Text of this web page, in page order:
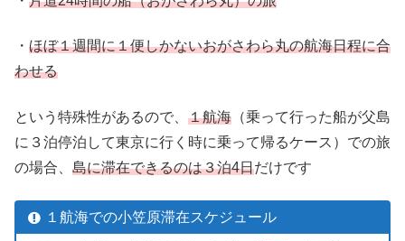
・ ほぼ１週間に１便しかないおがさわら丸の航海日程に合
わせる
という特殊性があるので、 １航海 （乗って行った船が父島
に３泊停泊して東京に行く時に乗って帰るケース）での旅
の場合、 島に滞在できるのは３泊4日だけです
１航海での小笠原滞在スケジュール